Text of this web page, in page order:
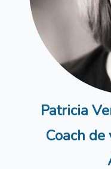
Patricia
Coach